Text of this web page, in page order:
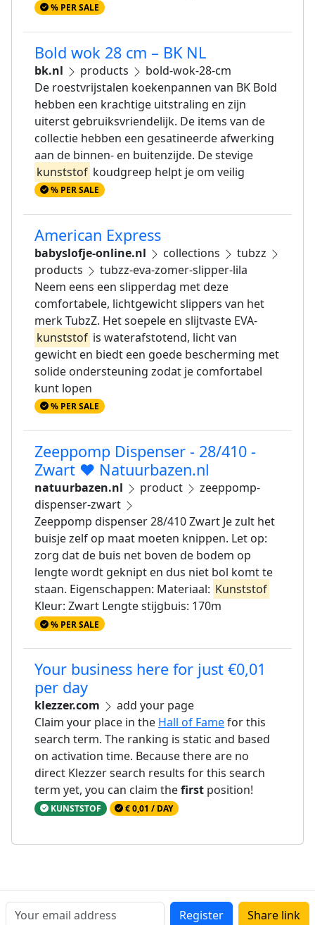
% PER SALE
Bold wok 28 cm – BK NL
bk.nl products
bold-wok-28-cm
De roestvrijstalen koekenpannen van BK Bold
hebben een krachtige uitstraling en zijn
uiterst gebruiksvriendelijk. De items van de
collectie hebben een gesatineerde afwerking
aan de binnen- en buitenzijde. De stevige
kunststof koudgreep helpt je om veilig
% PER SALE
American Express
babyslofje-online.nl collections
tubzz
products
tubzz-eva-zomer-slipper-lila
Neem eens een slipperdag met deze
comfortabele, lichtgewicht slippers van het
merk TubzZ. Het soepele en slijtvaste EVA-
kunststof is waterafstotend, licht van
gewicht en biedt een goede bescherming met
solide ondersteuning zodat je comfortabel
kunt lopen
% PER SALE
Zeeppomp Dispenser - 28/410 -
Zwart ❤️ Natuurbazen.nl
natuurbazen.nl product
zeeppomp-
dispenser-zwart
Zeeppomp dispenser 28/410 Zwart Je zult het
buisje zelf op maat moeten knippen. Let op:
zorg dat de buis net boven de bodem op
lengte wordt geknipt en dus niet bol komt te
staan. Eigenschappen: Materiaal: Kunststof
Kleur: Zwart Lengte stijgbuis: 170m
% PER SALE
Your business here for just €0,01
per day
klezzer.com
add your page
Claim your place in the Hall of Famefor this
search term. The ranking is static and based
on activation time. Because there are no
direct Klezzer search results for this search
term yet, you can claim thefirst position!
KUNSTSTOF € 0,01 / DAY
Register Share link